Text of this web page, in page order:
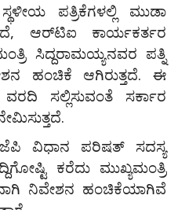
ಪತ್ರಿಕೆಗಳಲ್ಲಿ ಮುಡಾ
ಆರ್‌ಟಿಐ ಕಾರ್ಯಕರ್ತರ
ಸಿದ್ದರಾಮಯ್ಯನವರ ಪತ್ನಿ
ಹಂಚಿಕೆ ಆಗಿರುತ್ತದೆ. ಈ
ಸಲ್ಲಿಸುವಂತೆ ಸರ್ಕಾರ
ವಿಧಾನ ಪರಿಷತ್ ಸದಸ್ಯ
ಕರೆದು ಮುಖ್ಯಮಂತ್ರಿ
ನಿವೇಶನ ಹಂಚಿಕೆಯಾಗಿವೆ